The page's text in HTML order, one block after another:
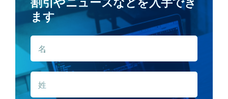
ます
名
*
名
姓